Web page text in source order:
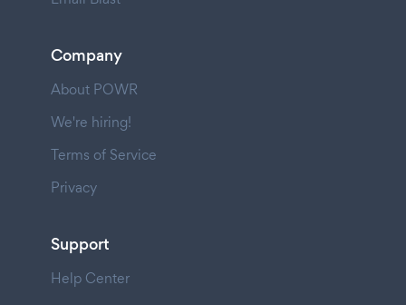
Company
About POWR
We're hiring!
Terms of Service
Privacy
Support
Help Center